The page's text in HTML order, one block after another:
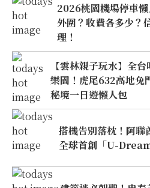
2026桃園機場停車
外圍？收費各多少？
理！
【雲林親子玩水】全
樂園！虎尾632高地免
秘境一日遊懶人包
搭機告別落枕！阿聯
全球首創「U-